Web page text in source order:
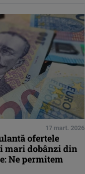
17 mart. 2026
ofertele
mari dobânzi din
Ne permitem